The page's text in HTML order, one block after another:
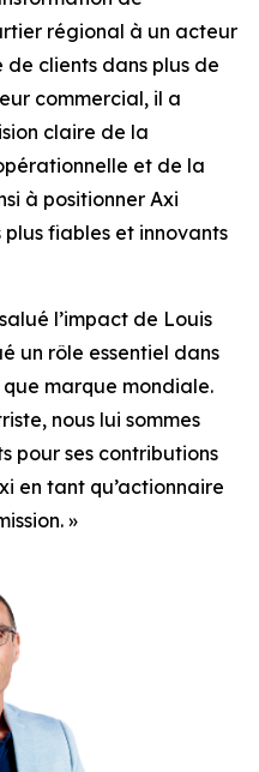
régional à un acteur
clients dans plus de
commercial, il a
claire de la
et de la
à positionner Axi
plus fiables et innovants
l’impact de Louis
un rôle essentiel dans
marque mondiale.
nous lui sommes
pour ses contributions
en tant qu’actionnaire
»